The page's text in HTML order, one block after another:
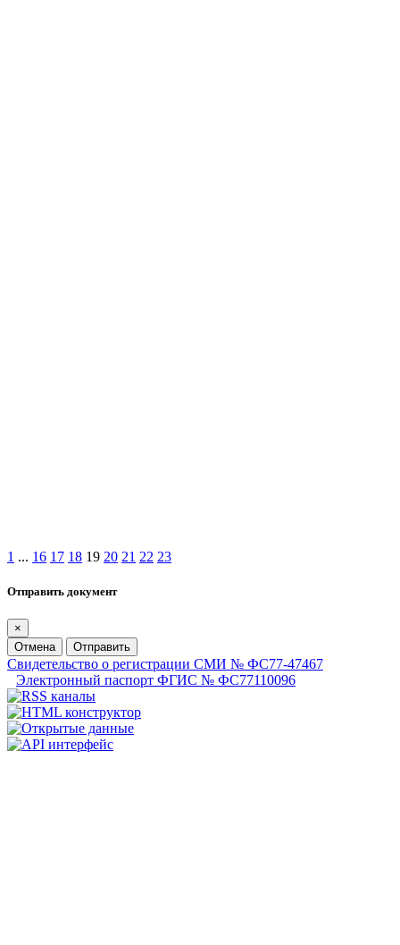
1 ... 16 17 18 19 20 21 22 23
Отправить документ
×
Отмена
Отправить
Свидетельство о регистрации СМИ № ФС77-47467
Электронный паспорт ФГИС № ФС77110096